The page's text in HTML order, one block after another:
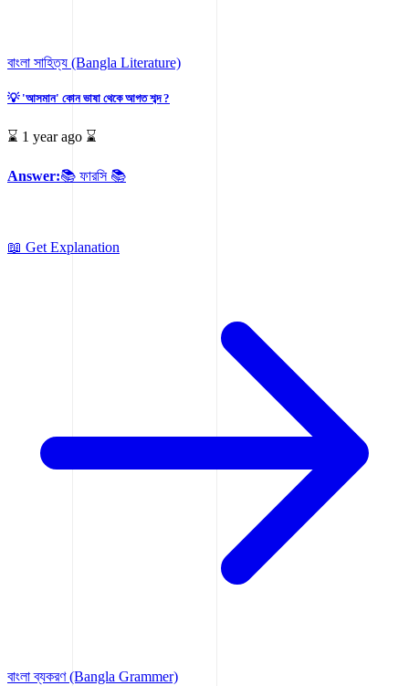
বাংলা সাহিত্য (Bangla Literature)
💡 'আসমান' কোন ভাষা থেকে আগত শব্দ ?
⌛ 1 year ago ⌛
Answer:📚 ফারসি 📚
📖 Get Explanation
বাংলা ব্যকরণ (Bangla Grammer)